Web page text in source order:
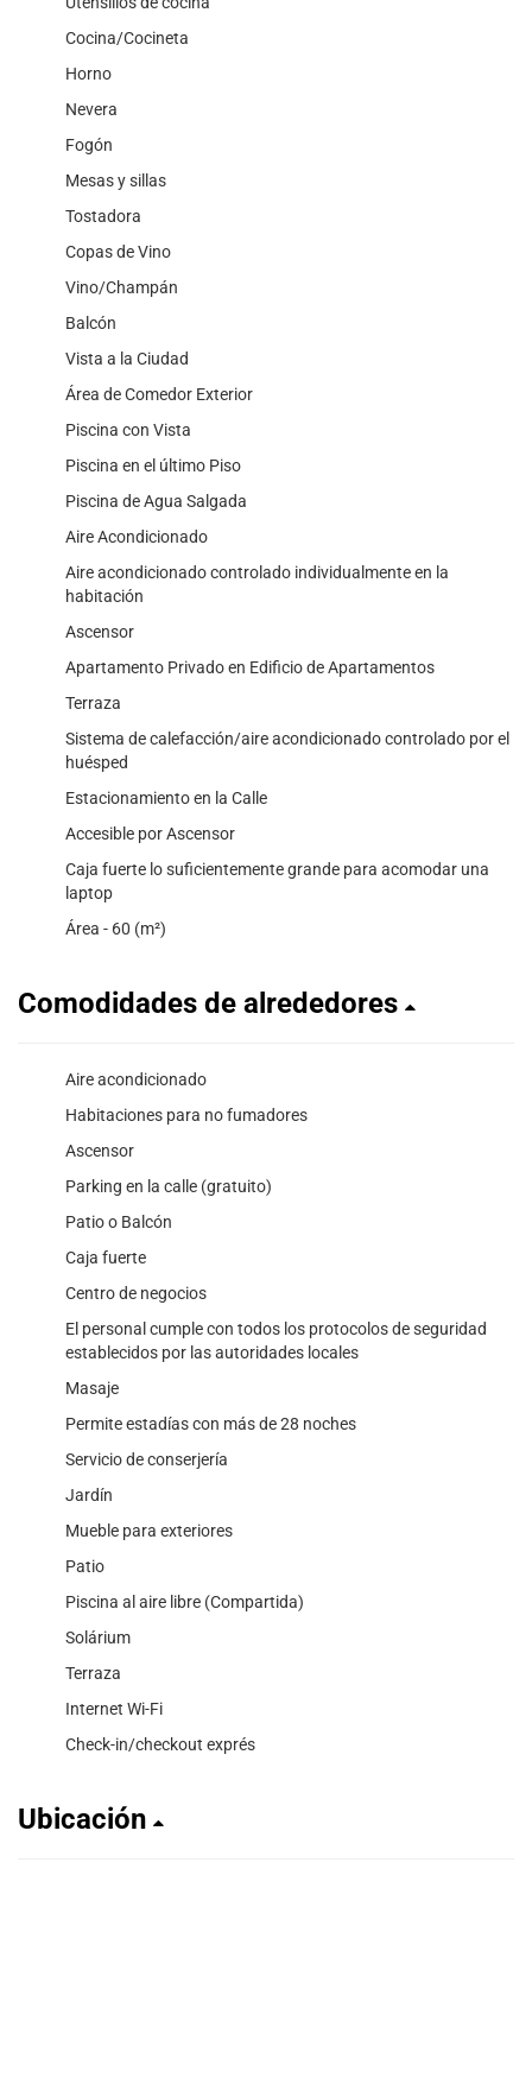
Cocina/Cocineta
Horno
Nevera
Fogón
Mesas y sillas
Tostadora
Copas de Vino
Vino/Champán
Balcón
Vista a la Ciudad
Área de Comedor Exterior
Piscina con Vista
Piscina en el último Piso
Piscina de Agua Salgada
Aire Acondicionado
Aire acondicionado controlado individualmente en la
habitación
Ascensor
Apartamento Privado en Edificio de Apartamentos
Terraza
Sistema de calefacción/aire acondicionado controlado por el
huésped
Estacionamiento en la Calle
Accesible por Ascensor
Caja fuerte lo suficientemente grande para acomodar una
laptop
Área - 60 (m²)
Comodidades de alrededores
Aire acondicionado
Habitaciones para no fumadores
Ascensor
Parking en la calle (gratuito)
Patio o Balcón
Caja fuerte
Centro de negocios
El personal cumple con todos los protocolos de seguridad
establecidos por las autoridades locales
Masaje
Permite estadías con más de 28 noches
Servicio de conserjería
Jardín
Mueble para exteriores
Patio
Piscina al aire libre (Compartida)
Solárium
Terraza
Internet Wi-Fi
Check-in/checkout exprés
Ubicación